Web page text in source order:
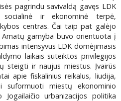
pagrindu savivaldą gavęs LDK
ir ekonominė terpė,
centras. Čai taip pat galėjo
gamyba buvo orientuota į
intensyvus LDK domėjimasis
laikais suteiktos privilegijos
steigti ir naujus miestus. Įvairūs
apie fiskalinius reikalus, liudija,
suformuoti miestų ekonominio
Jogailaičio urbanizacijos politika